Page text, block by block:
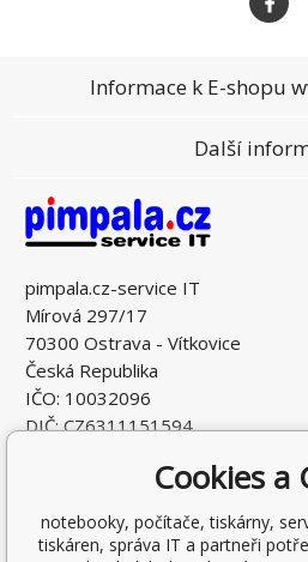
pimpala.cz-service IT
Mírová 297/17
70300 Ostrava - Vítkovice
Česká Republika
IČO: 10032096
DIČ: CZ6311151594
Informace k E-shopu
Další
Cookies a
notebooky, počítače, tiskárny,
tiskáren, správa IT a partneři